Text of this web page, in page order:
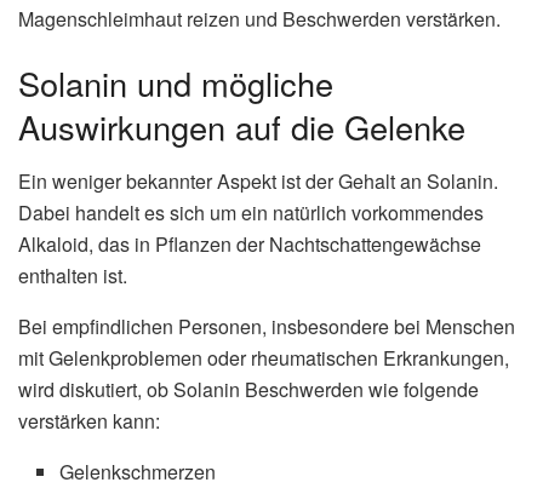
Magenschleimhaut reizen und Beschwerden verstärken.
Solanin und mögliche
Auswirkungen auf die Gelenke
Ein weniger bekannter Aspekt ist der Gehalt an Solanin.
Dabei handelt es sich um ein natürlich vorkommendes
Alkaloid, das in Pflanzen der Nachtschattengewächse
enthalten ist.
Bei empfindlichen Personen, insbesondere bei Menschen
mit Gelenkproblemen oder rheumatischen Erkrankungen,
wird diskutiert, ob Solanin Beschwerden wie folgende
verstärken kann:
Gelenkschmerzen